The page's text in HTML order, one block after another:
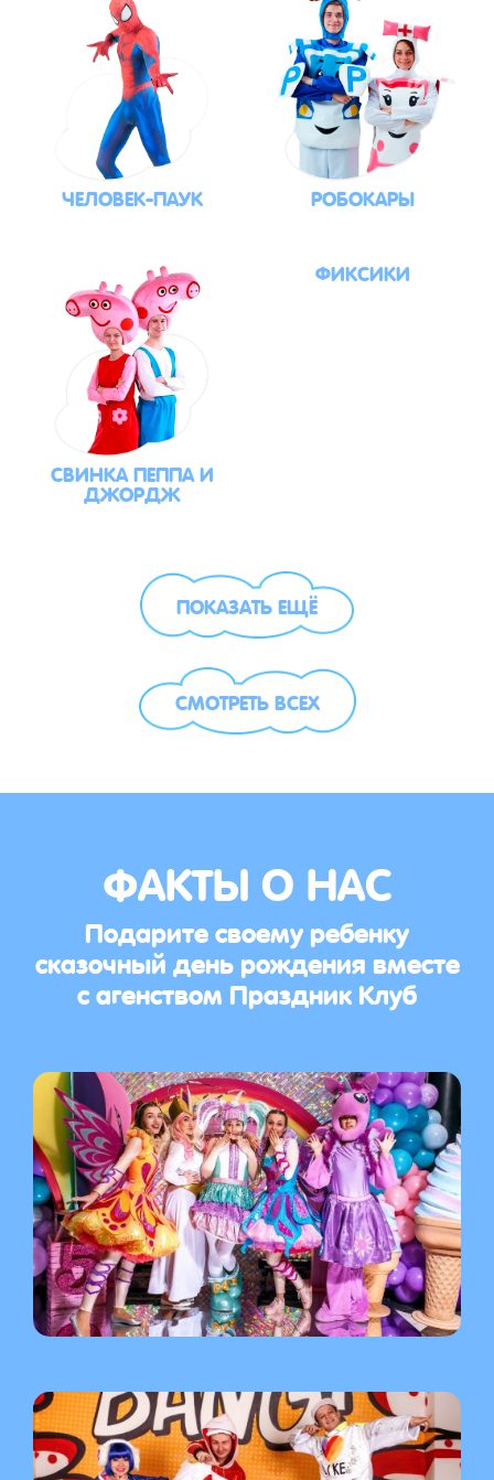
ЧЕЛОВЕК-ПАУК РОБОКАРЫ
СВИНКА ПЕППА И
ДЖОРДЖ
ФИКСИКИ
ПОКАЗАТЬ ЕЩЁ
СМОТРЕТЬ ВСЕХ
ФАКТЫ О НАС
Подарите своему ребенку
сказочный день рождения вместе
с агенством Праздник Клуб